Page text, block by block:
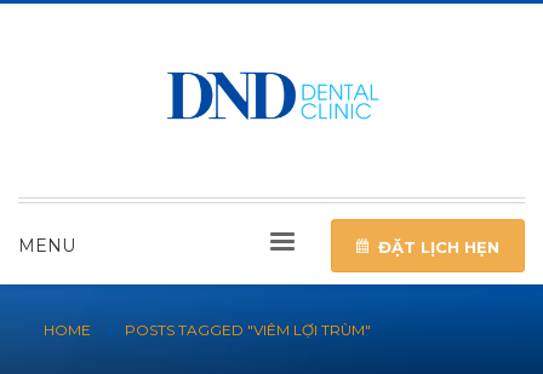
MENU ĐẶT LỊCH HẸN
HOME POSTS TAGGED "VIÊM LỢI TRÙM"